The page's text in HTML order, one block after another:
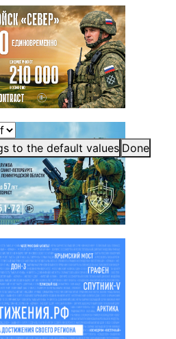
to the default values Done